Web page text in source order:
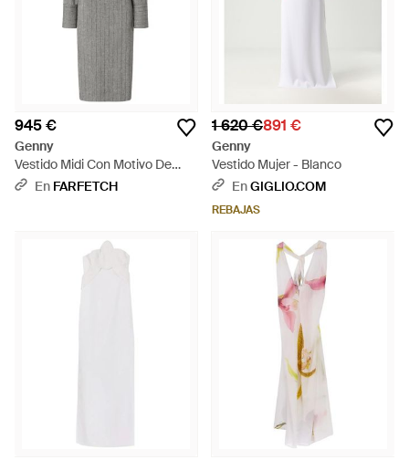
945 €
Genny
Vestido Midi Con Motivo De
Rayas - Gris
En FARFETCH
1 620 €891 €
Genny
Vestido Mujer - Blanco
EnGIGLIO.COM
REBAJAS